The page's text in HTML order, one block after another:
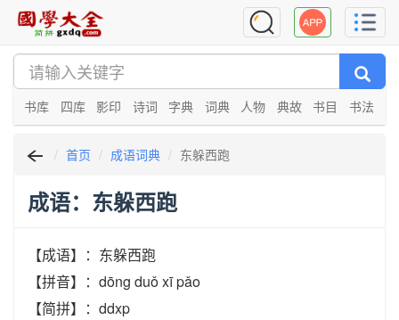
书库 四库 影印 诗词 字典 词典 人物 典故 书目 书法
首页 成语词典 东躲西跑
成语：东躲西跑
【成语】：东躲西跑
【拼音】：dōng duǒ xī pǎo
【简拼】：ddxp